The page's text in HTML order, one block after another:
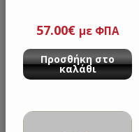
57.00€ με ΦΠΑ
Προσθήκη στο
καλάθι